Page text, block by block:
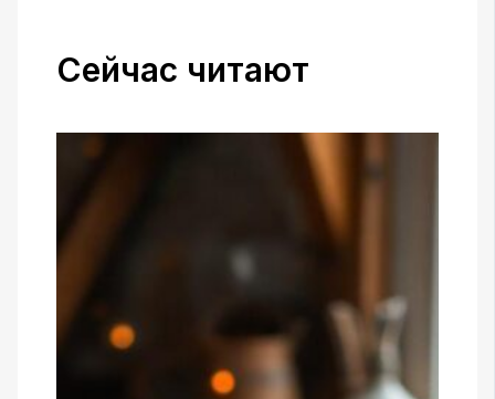
Сейчас читают